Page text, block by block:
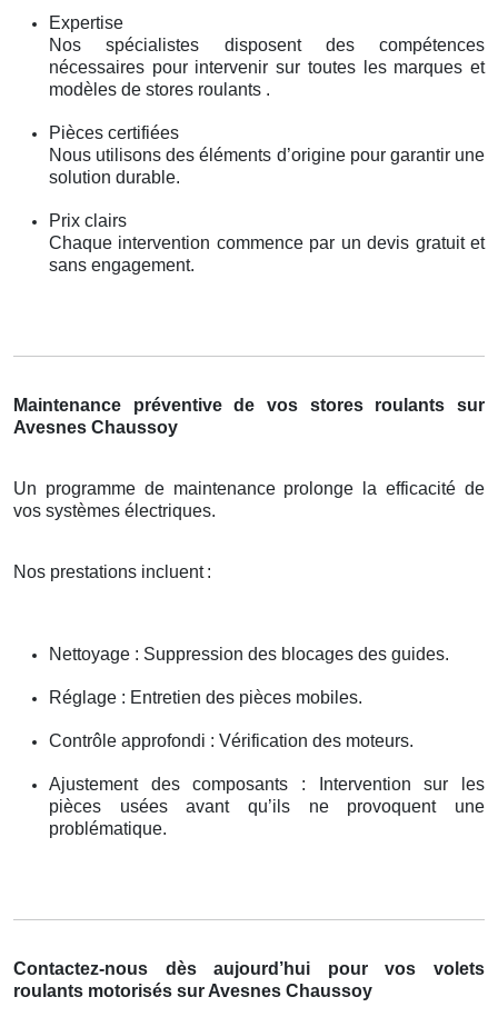
Expertise
Nos spécialistes disposent des compétences
nécessaires pour intervenir sur toutes les marques et
modèles de stores roulants .
Pièces certifiées
Nous utilisons des éléments d’origine pour garantir une
solution durable.
Prix clairs
Chaque intervention commence par un devis gratuit et
sans engagement.
Maintenance préventive de vos stores roulants sur
Avesnes Chaussoy
Un programme de maintenance prolonge la efficacité de
vos systèmes électriques.
Nos prestations incluent :
Nettoyage : Suppression des blocages des guides.
Réglage : Entretien des pièces mobiles.
Contrôle approfondi : Vérification des moteurs.
Ajustement des composants : Intervention sur les
pièces usées avant qu’ils ne provoquent une
problématique.
Contactez-nous dès aujourd’hui pour vos volets
roulants motorisés sur Avesnes Chaussoy